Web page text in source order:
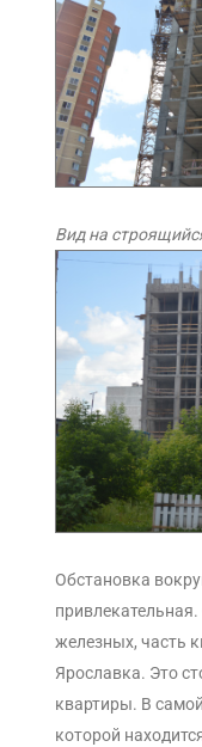
Вид на
Обстановка
железных, часть
Ярославка. Это
квартиры. В
которой